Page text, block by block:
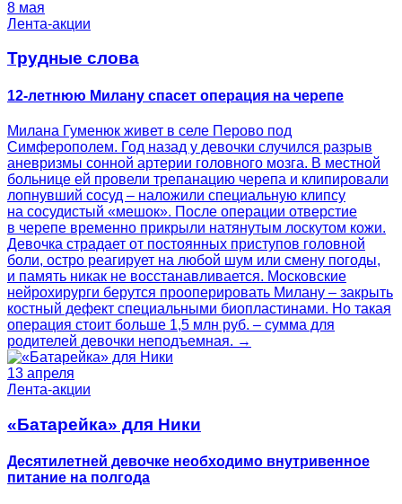
8 мая
Лента-акции
Трудные слова
12-летнюю Милану спасет операция на черепе
Милана Гуменюк живет в селе Перово под
Симферополем. Год назад у девочки случился разрыв
аневризмы сонной артерии головного мозга. В местной
больнице ей провели трепанацию черепа и клипировали
лопнувший сосуд – наложили специальную клипсу
на сосудистый «мешок». После операции отверстие
в черепе временно прикрыли натянутым лоскутом кожи.
Девочка страдает от постоянных приступов головной
боли, остро реагирует на любой шум или смену погоды,
и память никак не восстанавливается. Московские
нейрохирурги берутся прооперировать Милану – закрыть
костный дефект специальными биопластинами. Но такая
операция стоит больше 1,5 млн руб. – сумма для
родителей девочки неподъемная. →
13 апреля
Лента-акции
«Батарейка» для Ники
Десятилетней девочке необходимо внутривенное
питание на полгода